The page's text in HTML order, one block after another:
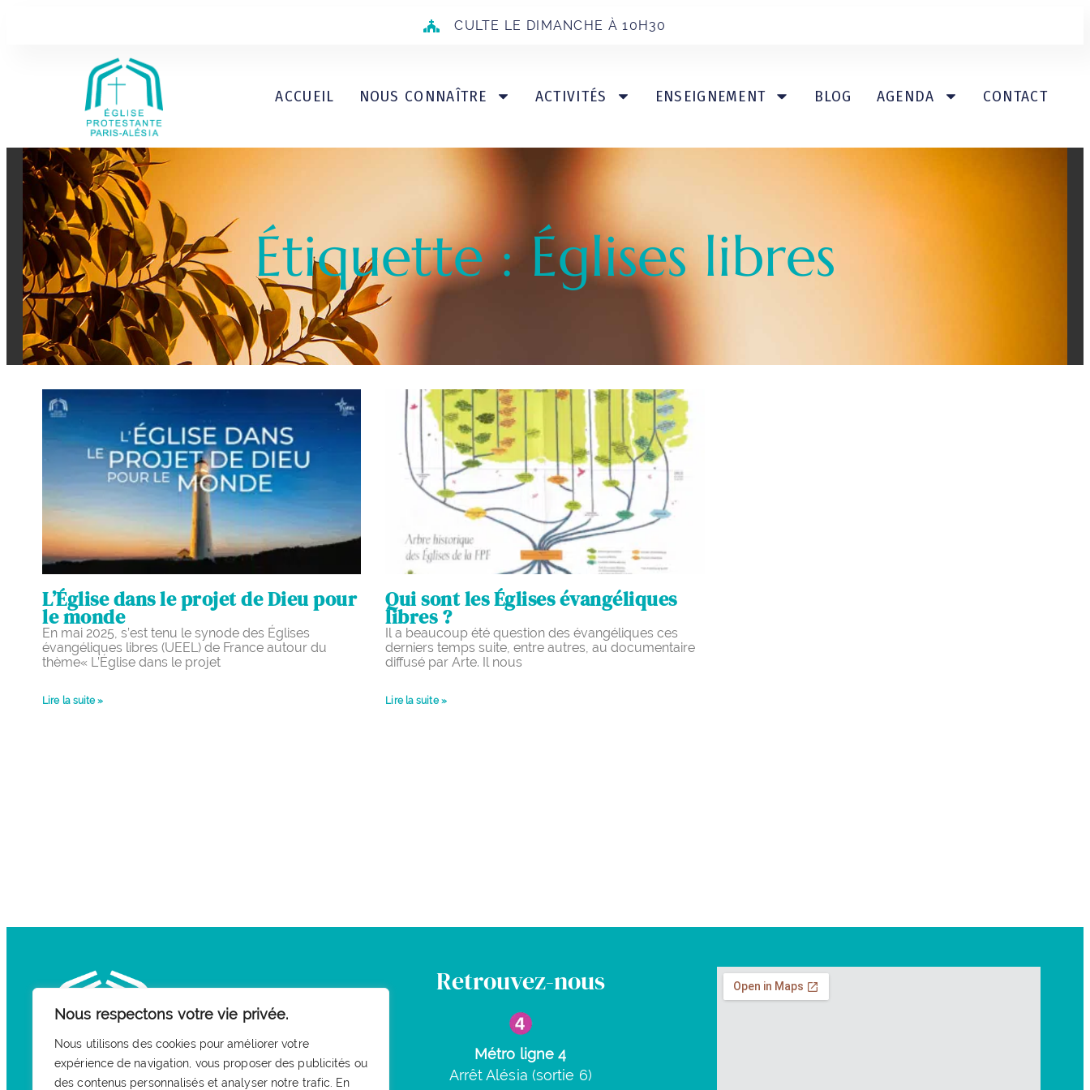
Nous respectons votre vie privée.
Nous utilisons des cookies pour améliorer votre
expérience de navigation, vous proposer des publicités ou
des contenus personnalisés et analyser notre trafic. En
CULTE LE DIMANCHE À 10H30
ACCUEIL NOUS CONNAÎTRE ACTIVITÉS ENSEIGNEMENT BLOG AGENDA CONTACT
Étiquette : Églises libres
L’Église dans le projet de Dieu pour
le monde
En mai 2025, s’est tenu le synode des Églises
évangéliques libres (UEEL) de France autour du
thème« L’Église dans le projet
Lire la suite »
Qui sont les Églises évangéliques
libres ?
Il a beaucoup été question des évangéliques ces
derniers temps suite, entre autres, au documentaire
diffusé par Arte. Il nous
Lire la suite »
Retrouvez-nous
Métro ligne 4
Arrêt Alésia (sortie 6)